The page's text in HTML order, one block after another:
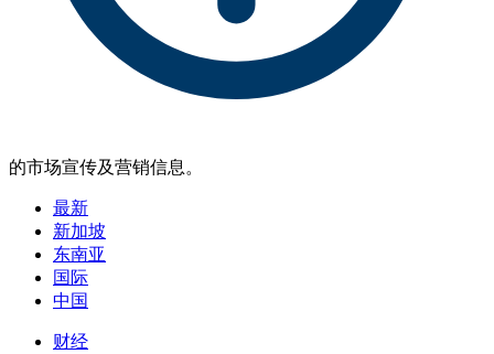
的市场宣传及营销信息。
最新
新加坡
东南亚
国际
中国
财经